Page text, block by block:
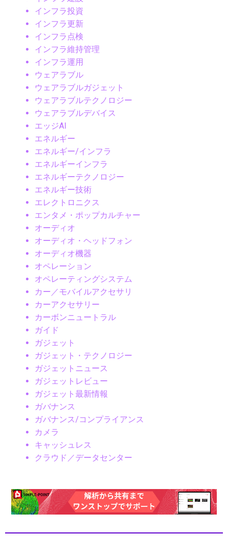
インフラ投資
インフラ更新
インフラ点検
インフラ維持管理
インフラ運用
ウェアラブル
ウェアラブルガジェット
ウェアラブルテクノロジー
ウェアラブルデバイス
エッジAI
エネルギー
エネルギー/インフラ
エネルギーインフラ
エネルギーテクノロジー
エネルギー技術
エレクトロニクス
エンタメ・ポップカルチャー
オーディオ
オーディオ・ヘッドフォン
オーディオ機器
オペレーション
オペレーティングシステム
カー／モバイルアクセサリ
カーアクセサリー
カーボンニュートラル
ガイド
ガジェット
ガジェット・テクノロジー
ガジェットニュース
ガジェットレビュー
ガジェット最新情報
ガバナンス
ガバナンス/コンプライアンス
カメラ
キャッシュレス
クラウド／データセンター
クリーンエネルギー
クリーンテック